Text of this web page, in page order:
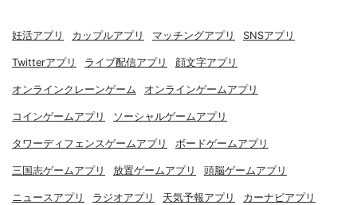
妊活アプリ カップルアプリ マッチングアプリ SNSアプリ
Twitterアプリ ライブ配信アプリ 顔文字アプリ
オンラインクレーンゲーム オンラインゲームアプリ
コインゲームアプリ ソーシャルゲームアプリ
タワーディフェンスゲームアプリ ボードゲームアプリ
三国志ゲームアプリ 放置ゲームアプリ 頭脳ゲームアプリ
ニュースアプリ ラジオアプリ 天気予報アプリ カーナビアプリ